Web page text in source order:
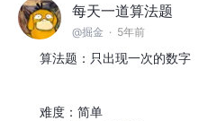
每天一道算法题
@掘金 · 5年前
算法题：只出现一次的数字
难度：简单